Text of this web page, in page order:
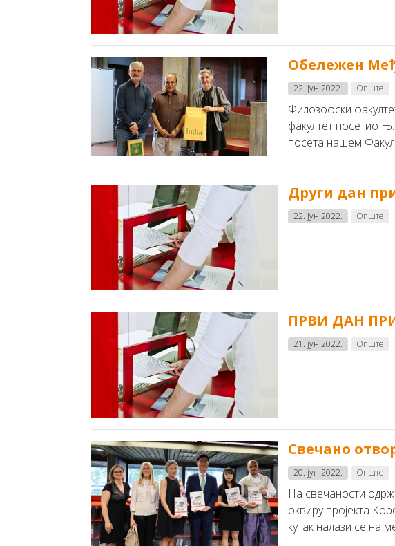
Обележен
22. јун 2022. Опште
Филозофски
факултет посетио
посета нашем
Други дан
22. јун 2022. Опште
ПРВИ ДАН
21. јун 2022. Опште
Свечано
20. јун 2022. Опште
На свечаности
оквиру пројекта
кутак налази се на